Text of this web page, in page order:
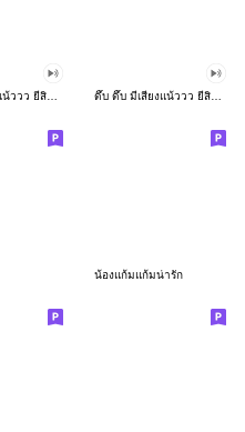
ดึ๊บ ดึ๊บ มีเสียงแน้ววว ยี่สิบหก
น้องแก้มแก้มน่ารัก